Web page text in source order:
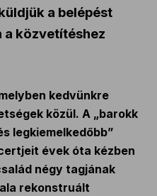
a belépést
a közvetítéshez
kedvünkre
közül. A „barokk
legkiemelkedőbb”
évek óta kézben
négy tagjának
rekonstruált